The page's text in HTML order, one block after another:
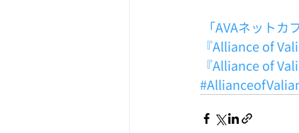
「AVAネット
『Alliance of
『Alliance of